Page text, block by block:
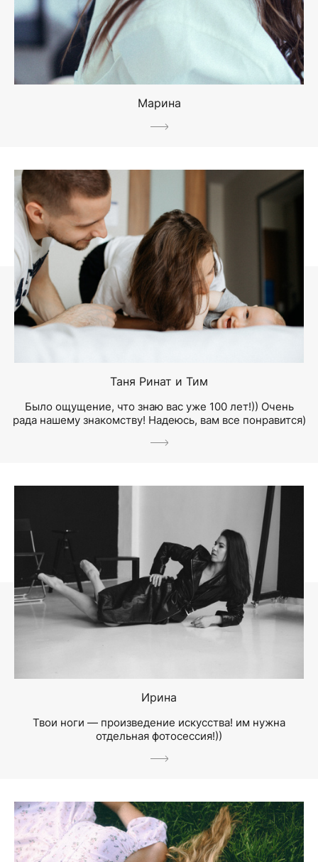
Марина
Таня Ринат и Тим
Было ощущение, что знаю вас уже 100 лет!)) Очень
рада нашему знакомству! Надеюсь, вам все понравится)
Ирина
Твои ноги — произведение искусства! им нужна
отдельная фотосессия!))